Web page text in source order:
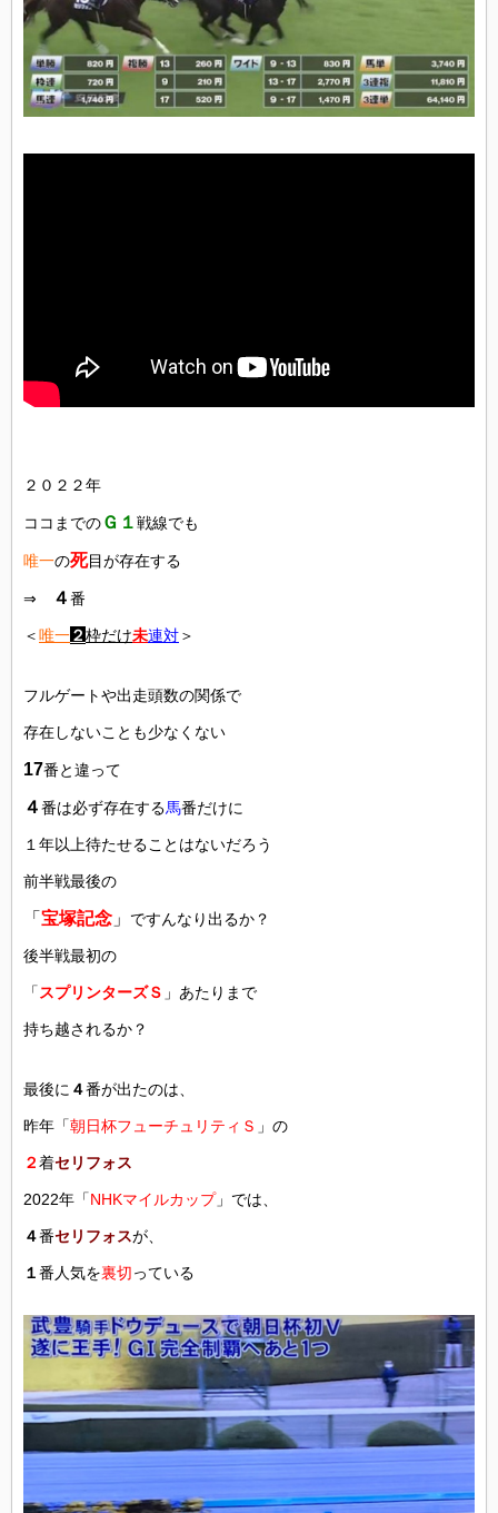
２０２２年
ココまでのＧ１戦線でも
唯一の死目が存在する
⇒ ４番
＜唯一２枠だけ未連対＞
フルゲートや出走頭数の関係で
存在しないことも少なくない
17番と違って
４番は必ず存在する馬番だけに
１年以上待たせることはないだろう
前半戦最後の
「 宝塚記念 」 ですんなり出るか？
後半戦最初の
「スプリンターズＳ 」あたりまで
持ち越されるか？
最後に ４番が出たのは、
昨年「朝日杯フューチュリティＳ 」の
２着セリフォス
2022年「NHKマイルカップ」では、
４番セリフォスが、
１番人気を裏切っている